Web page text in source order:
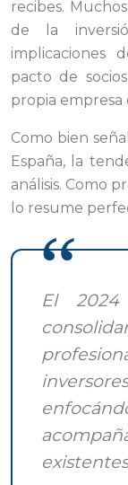
recibes.
de la
implicaciones
pacto de
propia
Como bien
España, la
análisis. Como
lo resume
El